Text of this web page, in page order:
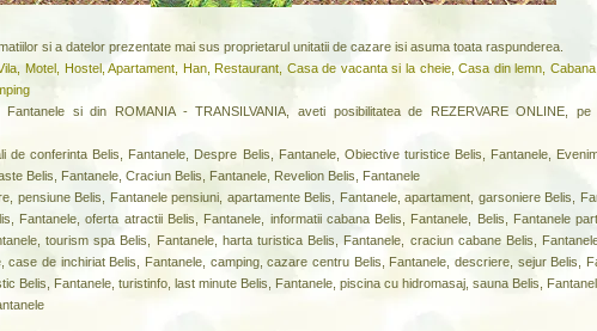
si a datelor prezentate mai sus proprietarul unitatii de cazare isi asuma toata raspunderea.
Motel, Hostel, Apartament, Han, Restaurant, Casa de vacanta si la cheie, Casa din lemn,
si din ROMANIA - TRANSILVANIA, aveti posibilitatea de REZERVARE ONLINE, pe
conferinta Belis, Fantanele, Despre Belis, Fantanele, Obiective turistice Belis, Fantanele,
Belis, Fantanele, Craciun Belis, Fantanele, Revelion Belis, Fantanele
pensiune Belis, Fantanele pensiuni, apartamente Belis, Fantanele, apartament, garsoniere Belis,
Fantanele, oferta atractii Belis, Fantanele, informatii cabana Belis, Fantanele, Belis, Fantanele
tourism spa Belis, Fantanele, harta turistica Belis, Fantanele, craciun cabane Belis,
de inchiriat Belis, Fantanele, camping, cazare centru Belis, Fantanele, descriere, sejur Belis,
Belis, Fantanele, turistinfo, last minute Belis, Fantanele, piscina cu hidromasaj, sauna Belis,